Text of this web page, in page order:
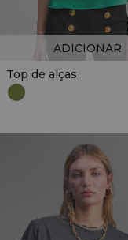
Top de alças
ADICIONAR